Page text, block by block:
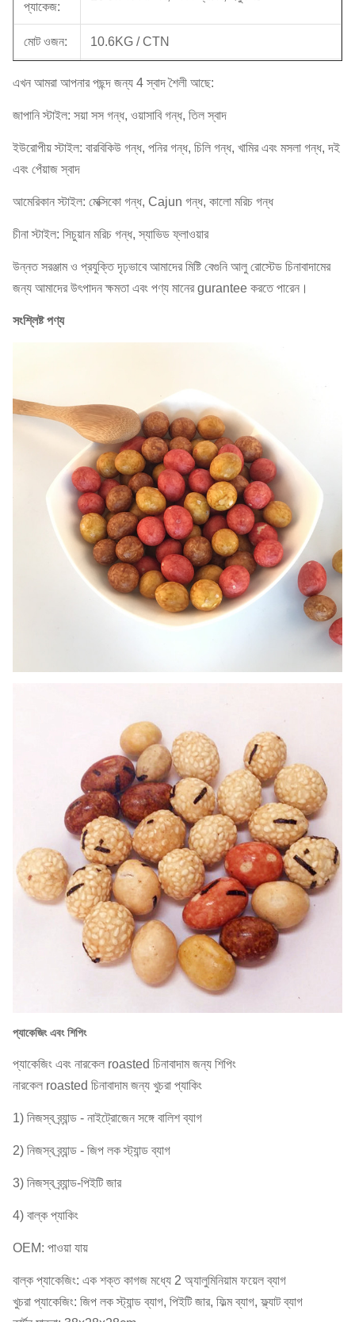
প্যাকেজ:
মোট ওজন: 10.6KG / CTN
CBM
0,03 = 0,38 * 0,28 * 0.28m
20 '/ 40'
/ 40HQ
980/2020 / 2310ctns
ই এম: পাওয়া যায়।
এক মেট্রিক টন
30 দিনের মধ্যে (লোডিং পোর্টে: সাংহাই, চীন)
টি / টি, এল / সি
1. মূল সার্টিফিকেট। 2. Phytosanitary সার্টিফিকেট 3.
হেলথ সার্টিফিকেট 4. মাইক্রোবিলোজিনাল বিশ্লেষণ
সার্টিফিকেট 5. উপকরণ বিবরণ 6. বাণিজ্যিক চালান 7. প্যাকিং
তালিকা 8. ল্যাডিং বিল (বি / এল)
প্রায় 400
এখন আমরা আপনার পছন্দ জন্য 4 স্বাদ শৈলী আছে:
জাপানি স্টাইল: সয়া সস গন্ধ, ওয়াসাবি গন্ধ, তিল স্বাদ
ইউরোপীয় স্টাইল: বারবিকিউ গন্ধ, পনির গন্ধ, চিলি গন্ধ, খামির এবং মসলা গন্ধ, দই
এবং পেঁয়াজ স্বাদ
আমেরিকান স্টাইল: মেক্সিকো গন্ধ, Cajun গন্ধ, কালো মরিচ গন্ধ
চীনা স্টাইল: সিচুয়ান মরিচ গন্ধ, স্যাভিড ফ্লাওয়ার
উন্নত সরঞ্জাম ও প্রযুক্তি দৃঢ়ভাবে আমাদের মিষ্টি বেগুনি আলু রোস্টেড চিনাবাদামের
জন্য আমাদের উৎপাদন ক্ষমতা এবং পণ্য মানের gurantee করতে পারেন।
সংশ্লিষ্ট পণ্য
প্যাকেজিং এবং শিপিং
প্যাকেজিং এবং নারকেল roasted চিনাবাদাম জন্য শিপিং
নারকেল roasted চিনাবাদাম জন্য খুচরা প্যাকিং
1) নিজস্ব ব্র্যান্ড - নাইট্রোজেন সঙ্গে বালিশ ব্যাগ
2) নিজস্ব ব্র্যান্ড - জিপ লক স্ট্যান্ড ব্যাগ
3) নিজস্ব ব্র্যান্ড-পিইটি জার
4) বাল্ক প্যাকিং
OEM: পাওয়া যায়
বাল্ক প্যাকেজিং: এক শক্ত কাগজ মধ্যে 2 অ্যালুমিনিয়াম ফয়েল ব্যাগ
খুচরা প্যাকেজিং: জিপ লক স্ট্যান্ড ব্যাগ, পিইটি জার, ফিল্ম ব্যাগ, ফ্ল্যাট ব্যাগ